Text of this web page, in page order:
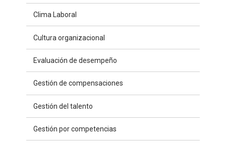
Clima Laboral
Cultura organizacional
Evaluación de desempeño
Gestión de compensaciones
Gestión del talento
Gestión por competencias